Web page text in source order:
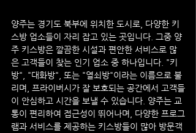
양주는 경기도 북부에 위치한 도시로, 다양한 키
스방 업소들이 자리 잡고 있는 곳입니다. 그중 양
주 키스방은 깔끔한 시설과 편안한 서비스로 많
은 고객들이 찾는 인기 업소 중 하나입니다. "키
방", "대화방", 또는 "열쇠방"이라는 이름으로 불
리며, 프라이버시가 잘 보호되는 공간에서 고객들
이 안심하고 시간을 보낼 수 있습니다. 양주는 교
통이 편리하여 접근성이 뛰어나며, 다양한 프로그
램과 서비스를 제공하는 키스방들이 많아 방문객